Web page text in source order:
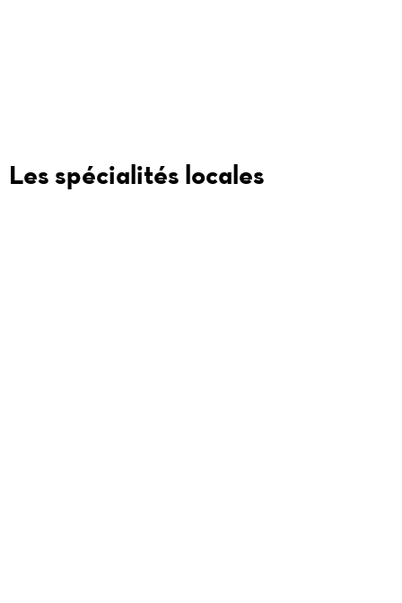
Les spécialités locales